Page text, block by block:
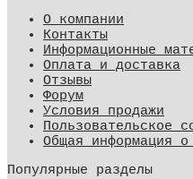
О компании
Контакты
Информационные
Оплата и доставка
Отзывы
Форум
Условия продажи
Пользовательское
Общая информация
Популярные разделы